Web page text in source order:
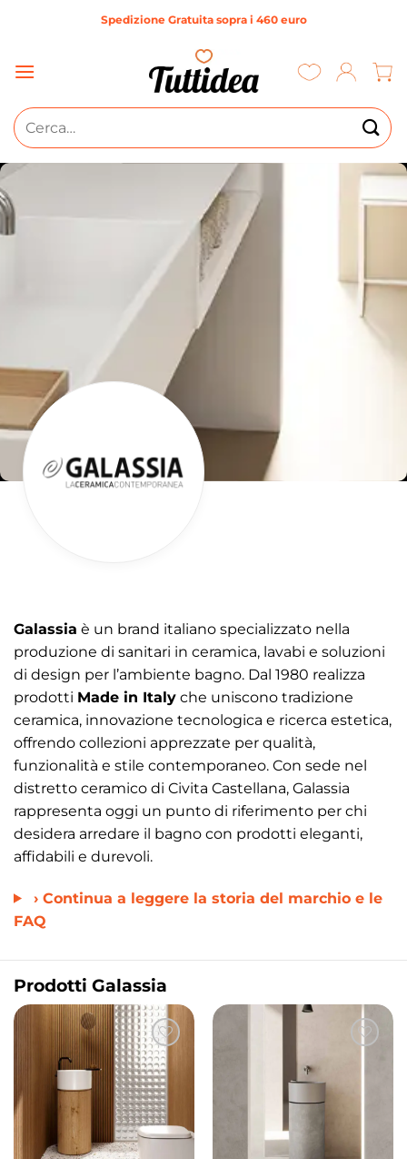
Spedizione Gratuita sopra i 460 euro
Cerca:
Galassia è un brand italiano specializzato nella
produzione di sanitari in ceramica, lavabi e soluzioni
di design per l’ambiente bagno. Dal 1980 realizza
prodotti Made in Italy che uniscono tradizione
ceramica, innovazione tecnologica e ricerca estetica,
offrendo collezioni apprezzate per qualità,
funzionalità e stile contemporaneo. Con sede nel
distretto ceramico di Civita Castellana, Galassia
rappresenta oggi un punto di riferimento per chi
desidera arredare il bagno con prodotti eleganti,
affidabili e durevoli.
› Continua a leggere la storia del marchio e le
FAQ
Prodotti Galassia